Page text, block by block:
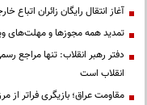
آغاز انتقال رایگان زائران اتباع
تمدید همه مجوزها و مهلت‌های
دفتر رهبر انقلاب: تنها مراجع
انقلاب است
مقاومت عراق؛ بازیگری فراتر از